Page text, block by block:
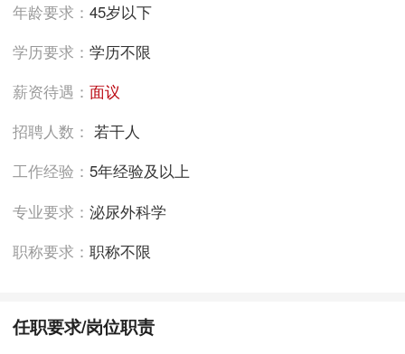
年龄要求：45岁以下
学历要求：学历不限
薪资待遇：面议
招聘人数：若干人
工作经验：5年经验及以上
专业要求：泌尿外科学
职称要求：职称不限
任职要求/岗位职责